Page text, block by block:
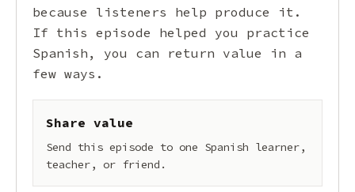
because listeners help produce it.
If this episode helped you practice
Spanish, you can return value in a
few ways.
Share value
Send this episode to one Spanish learner,
teacher, or friend.